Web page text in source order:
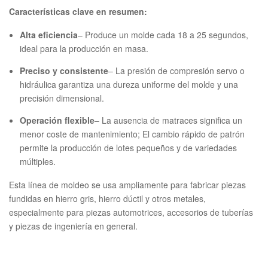
Características clave en resumen:
Alta eficiencia– Produce un molde cada 18 a 25 segundos,
ideal para la producción en masa.
Preciso y consistente– La presión de compresión servo o
hidráulica garantiza una dureza uniforme del molde y una
precisión dimensional.
Operación flexible– La ausencia de matraces significa un
menor coste de mantenimiento; El cambio rápido de patrón
permite la producción de lotes pequeños y de variedades
múltiples.
Esta línea de moldeo se usa ampliamente para fabricar piezas
fundidas en hierro gris, hierro dúctil y otros metales,
especialmente para piezas automotrices, accesorios de tuberías
y piezas de ingeniería en general.